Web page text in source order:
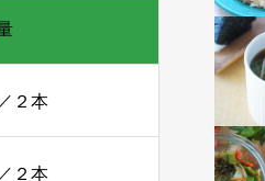
２本
２本